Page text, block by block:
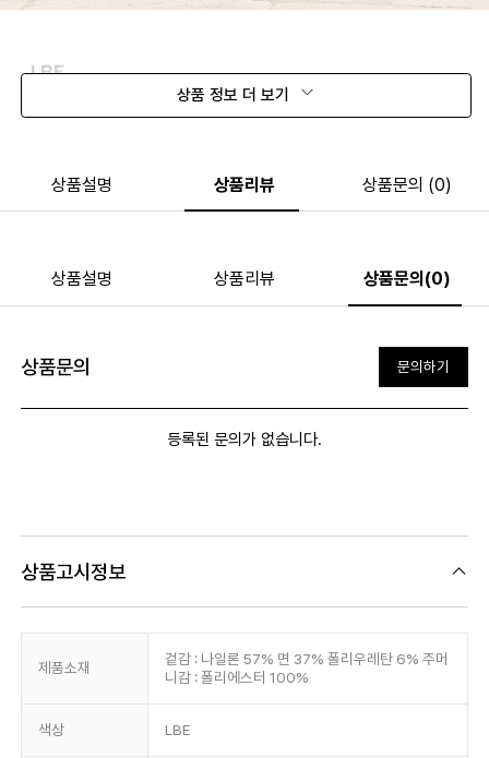
상품 정보 더 보기
상품설명 상품리뷰 상품문의 (0)
상품설명 상품리뷰 상품문의(0)
상품문의 문의하기
등록된 문의가 없습니다.
상품고시정보
제품소재
겉감 : 나일론 57% 면 37% 폴리우레탄 6% 주머
니감 : 폴리에스터 100%
색상 LBE